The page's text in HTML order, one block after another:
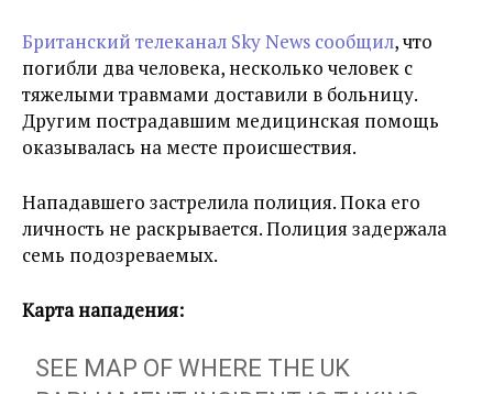
Британский телеканал Sky News сообщил, что
погибли два человека, несколько человек с
тяжелыми травмами доставили в больницу.
Другим пострадавшим медицинская помощь
оказывалась на месте происшествия.
Нападавшего застрелила полиция. Пока его
личность не раскрывается. Полиция задержала
семь подозреваемых.
Карта нападения:
SEE MAP OF WHERE THE UK